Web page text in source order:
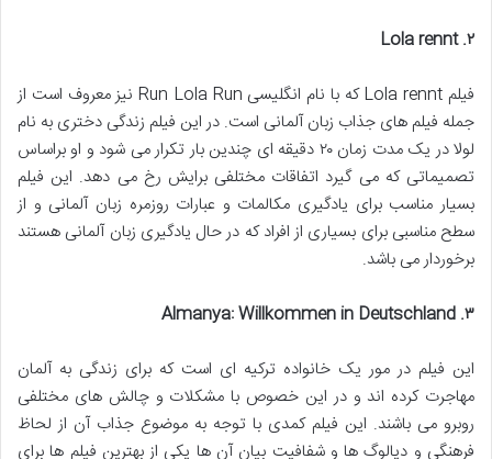
۲. Lola rennt
فیلم Lola rennt که با نام انگلیسی Run Lola Run نیز معروف است از
جمله فیلم های جذاب زبان آلمانی است. در این فیلم زندگی دختری به نام
لولا در یک مدت زمان ۲۰ دقیقه ای چندین بار تکرار می شود و او براساس
تصمیماتی که می گیرد اتفاقات مختلفی برایش رخ می دهد. این فیلم
بسیار مناسب برای یادگیری مکالمات و عبارات روزمره زبان آلمانی و از
سطح مناسبی برای بسیاری از افراد که در حال یادگیری زبان آلمانی هستند
برخوردار می باشد.
۳. Almanya: Willkommen in Deutschland
این فیلم در مور یک خانواده ترکیه ای است که برای زندگی به آلمان
مهاجرت کرده اند و در این خصوص با مشکلات و چالش های مختلفی
روبرو می باشند. این فیلم کمدی با توجه به موضوع جذاب آن از لحاظ
فرهنگی و دیالوگ ها و شفافیت بیان آن ها یکی از بهترین فیلم ها برای